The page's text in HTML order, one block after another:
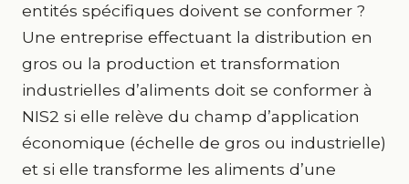
entités spécifiques doivent se conformer ?
Une entreprise effectuant la distribution en
gros ou la production et transformation
industrielles d’aliments doit se conformer à
NIS2 si elle relève du champ d’application
économique (échelle de gros ou industrielle)
et si elle transforme les aliments d’une